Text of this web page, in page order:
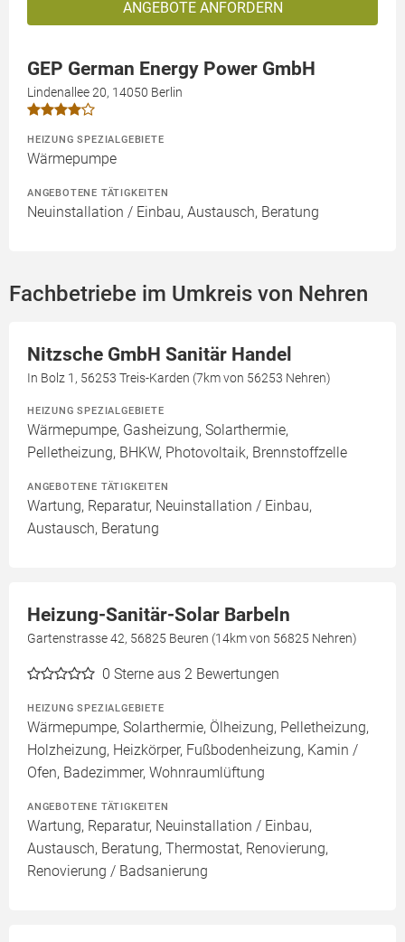
ANGEBOTE ANFORDERN
GEP German Energy Power GmbH
Lindenallee 20, 14050 Berlin
HEIZUNG SPEZIALGEBIETE
Wärmepumpe
ANGEBOTENE TÄTIGKEITEN
Neuinstallation / Einbau, Austausch, Beratung
Fachbetriebe im Umkreis von Nehren
Nitzsche GmbH Sanitär Handel
In Bolz 1, 56253 Treis-Karden (7km von 56253 Nehren)
HEIZUNG SPEZIALGEBIETE
Wärmepumpe, Gasheizung, Solarthermie,
Pelletheizung, BHKW, Photovoltaik, Brennstoffzelle
ANGEBOTENE TÄTIGKEITEN
Wartung, Reparatur, Neuinstallation / Einbau,
Austausch, Beratung
Heizung-Sanitär-Solar Barbeln
Gartenstrasse 42, 56825 Beuren (14km von 56825 Nehren)
0 Sterne aus 2 Bewertungen
HEIZUNG SPEZIALGEBIETE
Wärmepumpe, Solarthermie, Ölheizung, Pelletheizung,
Holzheizung, Heizkörper, Fußbodenheizung, Kamin /
Ofen, Badezimmer, Wohnraumlüftung
ANGEBOTENE TÄTIGKEITEN
Wartung, Reparatur, Neuinstallation / Einbau,
Austausch, Beratung, Thermostat, Renovierung,
Renovierung / Badsanierung